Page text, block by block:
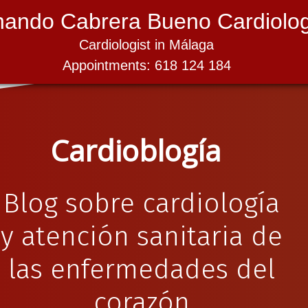
Cabrera Bueno
Cardiologist in Málaga
Appointments: 618 124 184
Cardioblogía
Blog sobre cardiología
y atención sanitaria de
las enfermedades del